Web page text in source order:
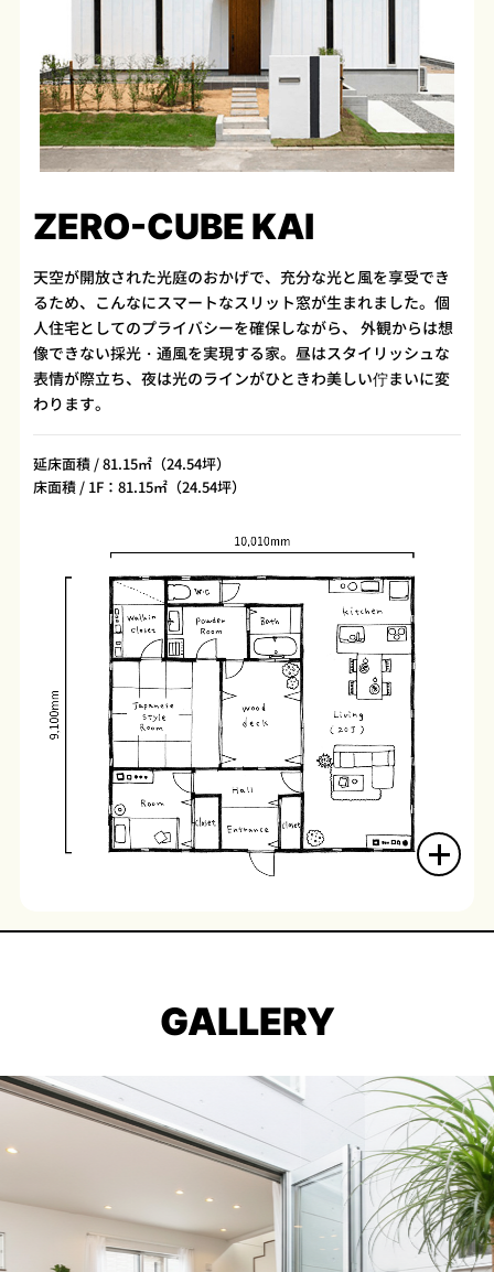
ZERO-CUBE KAI
天空が開放された光庭のおかげで、充分な光と風を享受でき
るため、こんなにスマートなスリット窓が生まれました。個
人住宅としてのプライバシーを確保しながら、 外観からは想
像できない採光・通風を実現する家。昼はスタイリッシュな
表情が際立ち、夜は光のラインがひときわ美しい佇まいに変
わります。
延床面積 / 81.15㎡（24.54坪）
床面積 / 1F：81.15㎡（24.54坪）
GALLERY